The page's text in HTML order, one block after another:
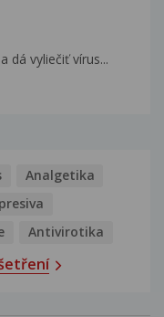
dá vyliečiť vírus...
Analgetika
Antivirotika